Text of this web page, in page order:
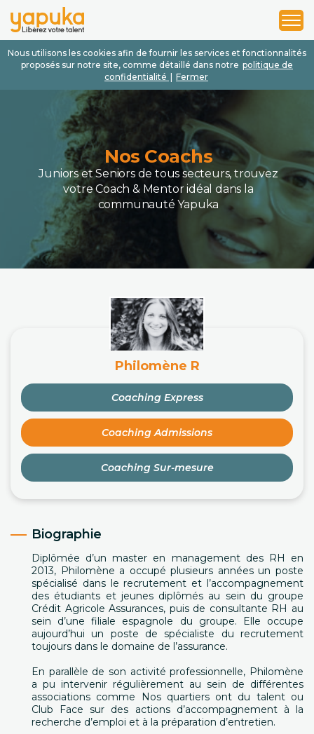
Nous utilisons les cookies afin de fournir les services et fonctionnalités
proposés sur notre site, comme détaillé dans notre politique de
confidentialité
Fermer
1
2
3
Nos Coachs
Juniors et Seniors de tous secteurs, trouvez
votre Coach & Mentor idéal dans la
communauté Yapuka
Philomène R
Coaching Express
Coaching Admissions
Coaching Sur-mesure
Biographie
Diplômée d’un master en management des RH en
2013, Philomène a occupé plusieurs années un poste
spécialisé dans le recrutement et l’accompagnement
des étudiants et jeunes diplômés au sein du groupe
Crédit Agricole Assurances, puis de consultante RH au
sein d’une filiale espagnole du groupe. Elle occupe
aujourd’hui un poste de spécialiste du recrutement
toujours dans le domaine de l’assurance.
En parallèle de son activité professionnelle, Philomène
a pu intervenir régulièrement au sein de différentes
associations comme Nos quartiers ont du talent ou
Club Face sur des actions d’accompagnement à la
recherche d’emploi et à la préparation d’entretien.